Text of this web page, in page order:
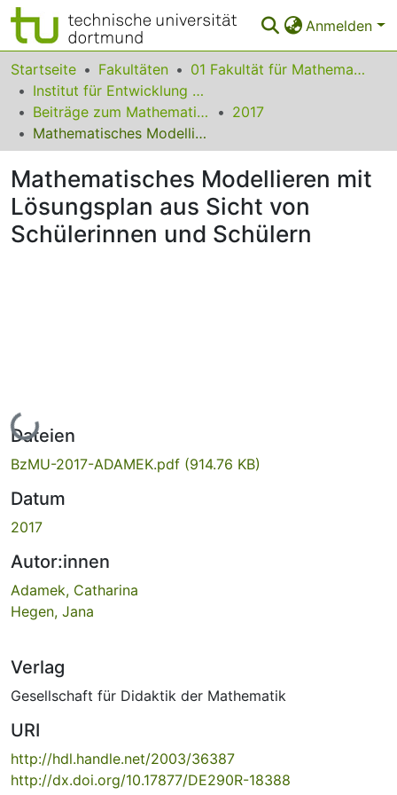
Anmelden
Bereiche & Sammlungen
Das gesamte Repositorium
Statistiken
FAQ
Leitlinien
Zurück zur Startseite
Startseite Fakultäten
01 Fakultät für Mathematik
Institut für Entwicklung und Erforschung des Mathematikunterrichts
Beiträge zum Mathematikunterricht
2017
Mathematisches Modellieren mit Lösungsplan aus Sicht von Schülerinnen und Schülern
Mathematisches Modellieren mit
Lösungsplan aus Sicht von
Schülerinnen und Schülern
Lade...
Dateien
BzMU-2017-ADAMEK.pdf (914.76 KB)
Datum
2017
Autor:innen
Adamek, Catharina
Hegen, Jana
Verlag
Gesellschaft für Didaktik der Mathematik
URI
http://hdl.handle.net/2003/36387
http://dx.doi.org/10.17877/DE290R-18388